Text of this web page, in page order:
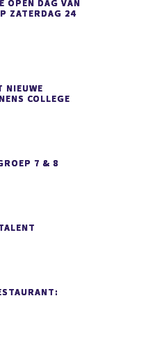
OPEN DAG VAN
ZATERDAG 24
NIEUWE
COLLEGE
7 & 8